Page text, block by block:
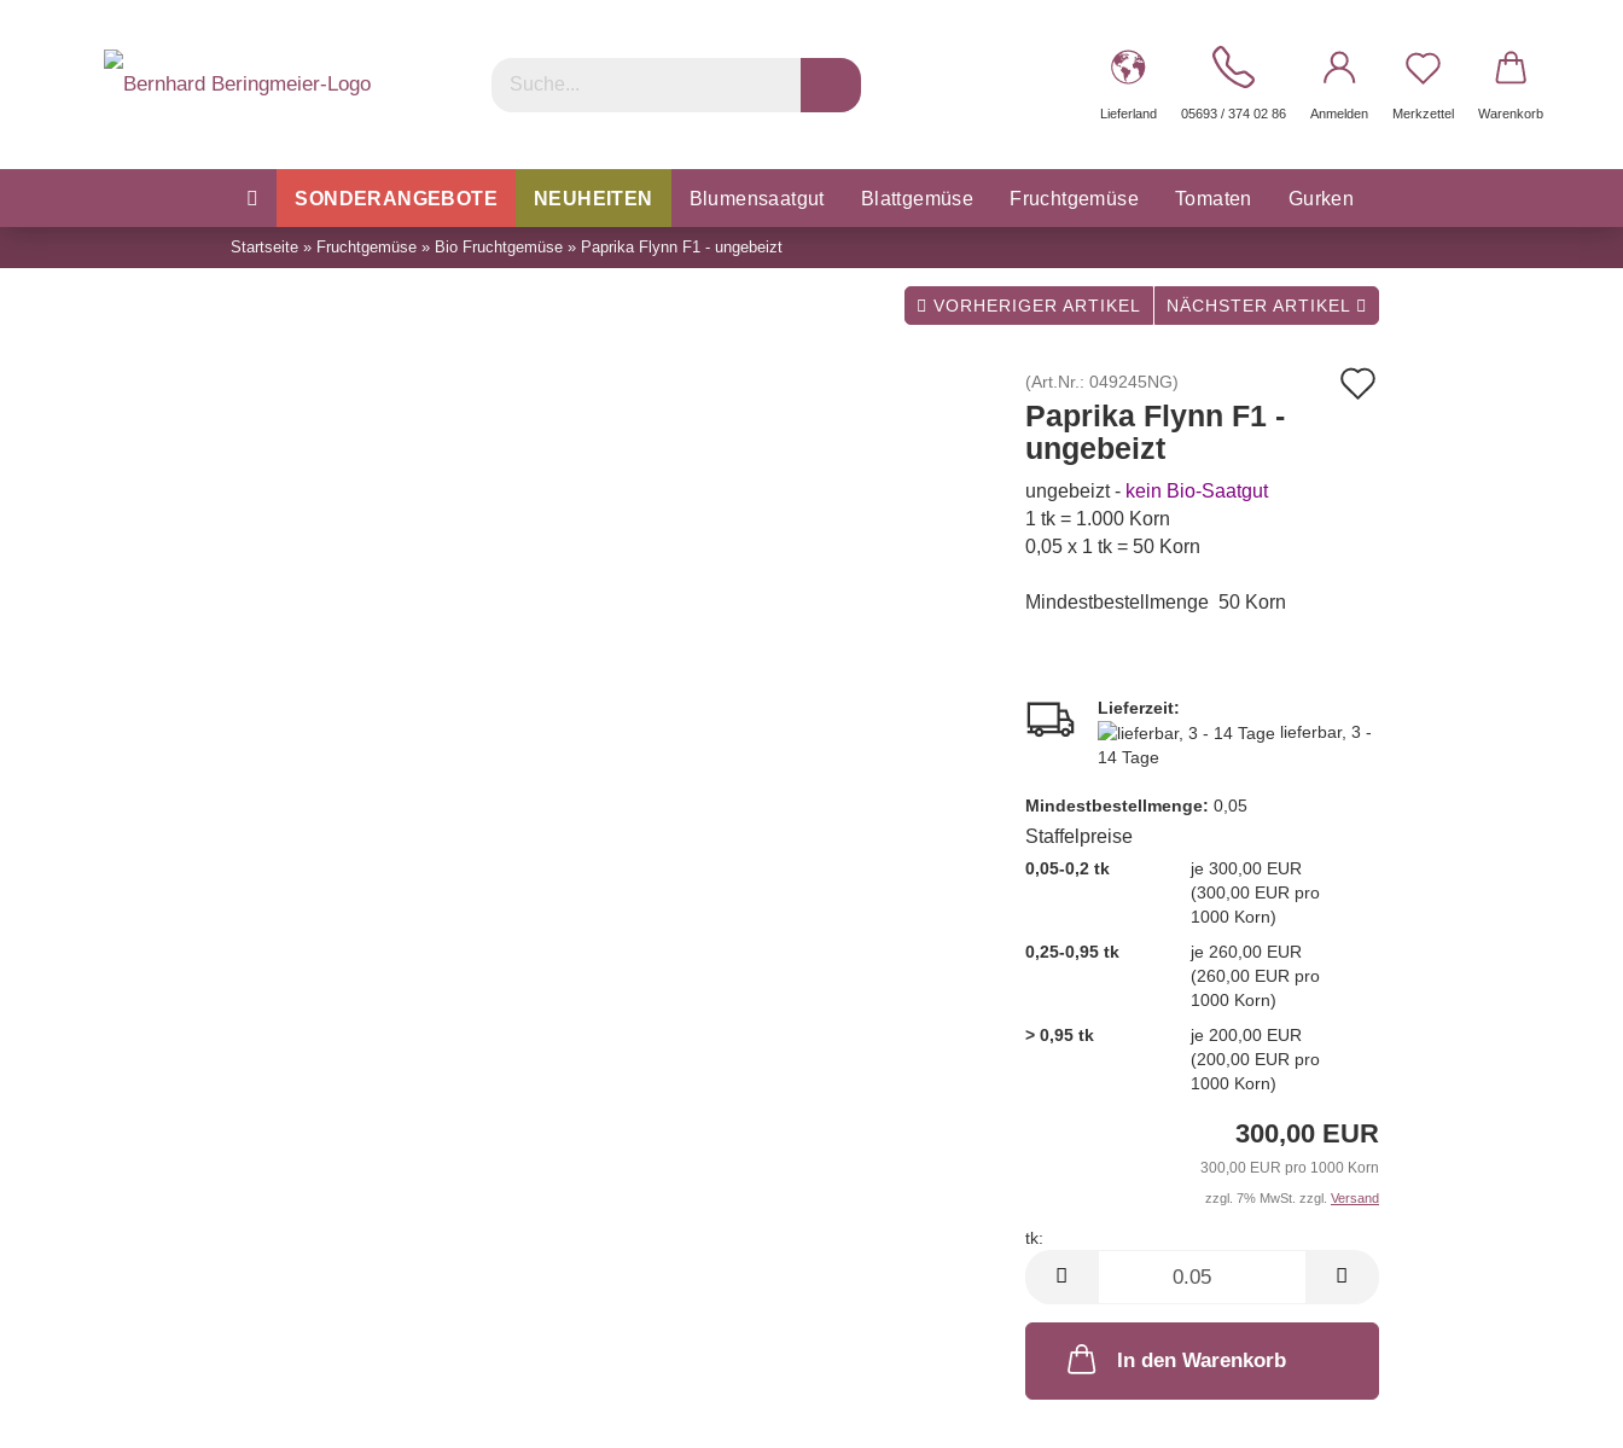
Lieferland 05693 / 374 02 86 Anmelden Merkzettel Warenkorb
SONDERANGEBOTE NEUHEITEN Blumensaatgut Blattgemüse Fruchtgemüse Tomaten Gurken
Kohl Bohnen & Erbsen Wurzel & Knollen Microgreens
Startseite » Fruchtgemüse » Bio Fruchtgemüse » Paprika Flynn F1 - ungebeizt
VORHERIGER ARTIKEL NÄCHSTER ARTIKEL
(Art.Nr.: 049245NG)
Paprika Flynn F1 -
ungebeizt
ungebeizt - kein Bio-Saatgut
1 tk = 1.000 Korn
0,05 x 1 tk = 50 Korn
Mindestbestellmenge 50 Korn
Lieferzeit:
lieferbar, 3 -
14 Tage
Mindest­bestellmenge: 0,05
Staffelpreise
0,05-0,2 tk
je 300,00 EUR
(300,00 EUR pro
1000 Korn)
0,25-0,95 tk
je 260,00 EUR
(260,00 EUR pro
1000 Korn)
> 0,95 tk
je 200,00 EUR
(200,00 EUR pro
1000 Korn)
300,00 EUR
300,00 EUR pro 1000 Korn
zzgl. 7% MwSt. zzgl. Versand
tk:
In den Warenkorb